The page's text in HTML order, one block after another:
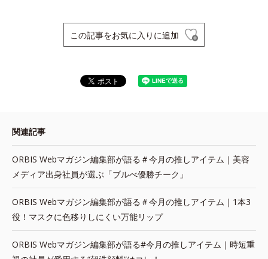
この記事をお気に入りに追加
関連記事
ORBIS Webマガジン編集部が語る＃今月の推しアイテム｜美容
メディア出身社員が選ぶ「ブルべ優勝チーク」
ORBIS Webマガジン編集部が語る＃今月の推しアイテム｜1本3
役！マスクに色移りしにくい万能リップ
ORBIS Webマガジン編集部が語る#今月の推しアイテム｜時短重